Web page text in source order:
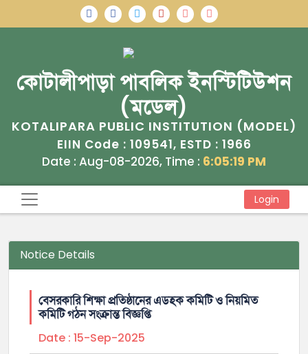
কোটালীপাড়া পাবলিক ইনস্টিটিউশন
(মডেল)
KOTALIPARA PUBLIC INSTITUTION (MODEL)
EIIN Code : 109541, ESTD : 1966
Date : Aug-08-2026, Time : 6:05:19 PM
Login
Notice Details
বেসরকারি শিক্ষা প্রতিষ্ঠানের এডহক কমিটি ও নিয়মিত
কমিটি গঠন সংক্রান্ত বিজ্ঞপ্তি
Date : 15-Sep-2025